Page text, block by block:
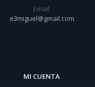
Email:
e3miguel@gmail.com
MI CUENTA